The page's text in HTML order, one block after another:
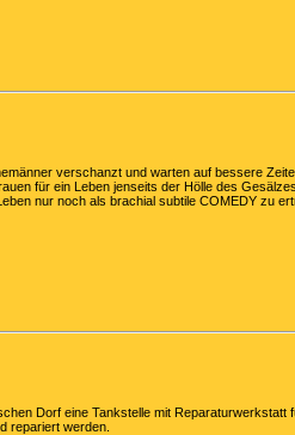
verschanzt und warten auf bessere
für ein Leben jenseits der Hölle des
nur noch als brachial subtile COMEDY zu
Dorf eine Tankstelle mit
repariert werden.